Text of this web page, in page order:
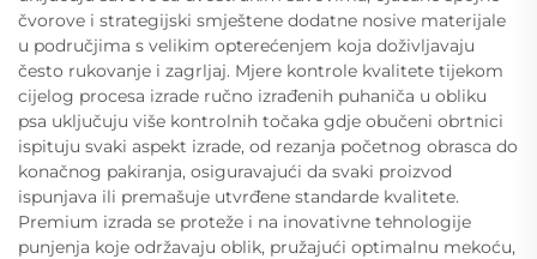
čvorove i strategijski smještene dodatne nosive materijale
u područjima s velikim opterećenjem koja doživljavaju
često rukovanje i zagrljaj. Mjere kontrole kvalitete tijekom
cijelog procesa izrade ručno izrađenih puhaniča u obliku
psa uključuju više kontrolnih točaka gdje obučeni obrtnici
ispituju svaki aspekt izrade, od rezanja početnog obrasca do
konačnog pakiranja, osiguravajući da svaki proizvod
ispunjava ili premašuje utvrđene standarde kvalitete.
Premium izrada se proteže i na inovativne tehnologije
punjenja koje održavaju oblik, pružajući optimalnu mekoću,